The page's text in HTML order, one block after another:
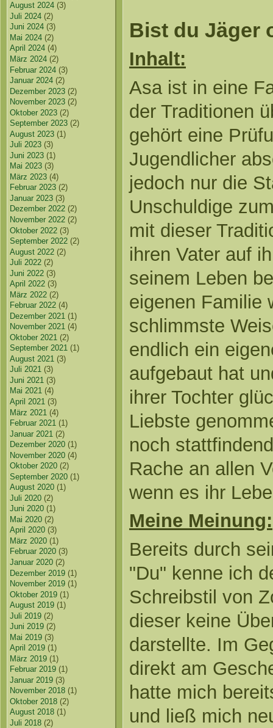
August 2024 (3)
Juli 2024 (2)
Juni 2024 (3)
Mai 2024 (2)
April 2024 (4)
März 2024 (2)
Februar 2024 (3)
Januar 2024 (2)
Dezember 2023 (2)
November 2023 (2)
Oktober 2023 (2)
September 2023 (2)
August 2023 (1)
Juli 2023 (3)
Juni 2023 (1)
Mai 2023 (3)
März 2023 (4)
Februar 2023 (2)
Januar 2023 (3)
Dezember 2022 (2)
November 2022 (2)
Oktober 2022 (3)
September 2022 (2)
August 2022 (2)
Juli 2022 (2)
Juni 2022 (3)
April 2022 (3)
März 2022 (2)
Februar 2022 (4)
Dezember 2021 (1)
November 2021 (4)
Oktober 2021 (2)
September 2021 (1)
August 2021 (3)
Juli 2021 (3)
Juni 2021 (3)
Mai 2021 (4)
April 2021 (3)
März 2021 (4)
Februar 2021 (1)
Januar 2021 (2)
Dezember 2020 (1)
November 2020 (4)
Oktober 2020 (2)
September 2020 (1)
August 2020 (1)
Juli 2020 (2)
Juni 2020 (1)
Mai 2020 (2)
April 2020 (3)
März 2020 (1)
Februar 2020 (3)
Januar 2020 (2)
Dezember 2019 (1)
November 2019 (1)
Oktober 2019 (1)
August 2019 (1)
Juli 2019 (2)
Juni 2019 (2)
Mai 2019 (3)
April 2019 (1)
März 2019 (1)
Februar 2019 (1)
Januar 2019 (3)
November 2018 (1)
Oktober 2018 (2)
August 2018 (1)
Juli 2018 (2)
Bist du Jäger
Inhalt:
Asa ist in eine
der Traditionen
gehört eine
Jugendlicher
jedoch nur die
Unschuldige
mit dieser
ihren Vater auf
seinem Leben
eigenen Familie
schlimmste
endlich ein
aufgebaut hat
ihrer Tochter
Liebste
noch
Rache an allen
wenn es ihr
Meine Meinung:
Bereits durch
"Du" kenne ich
Schreibstil von
dieser keine
darstellte. Im
direkt am
hatte mich
und ließ mich